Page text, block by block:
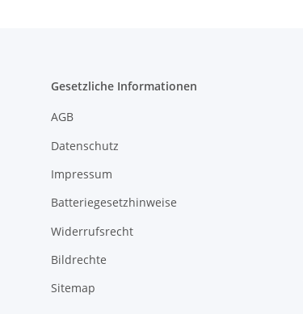
Gesetzliche Informationen
AGB
Datenschutz
Impressum
Batteriegesetzhinweise
Widerrufsrecht
Bildrechte
Sitemap